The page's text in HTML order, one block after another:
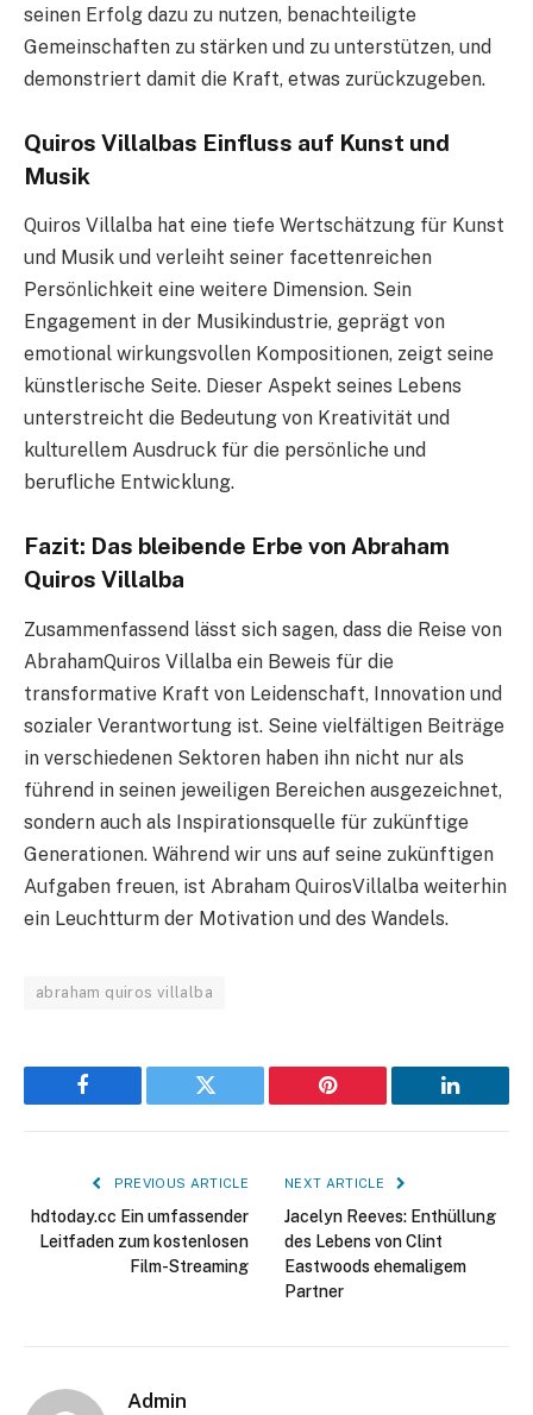
seinen Erfolg dazu zu nutzen, benachteiligte
Gemeinschaften zu stärken und zu unterstützen, und
demonstriert damit die Kraft, etwas zurückzugeben.
Quiros Villalbas Einfluss auf Kunst und
Musik
Quiros Villalba hat eine tiefe Wertschätzung für Kunst
und Musik und verleiht seiner facettenreichen
Persönlichkeit eine weitere Dimension. Sein
Engagement in der Musikindustrie, geprägt von
emotional wirkungsvollen Kompositionen, zeigt seine
künstlerische Seite. Dieser Aspekt seines Lebens
unterstreicht die Bedeutung von Kreativität und
kulturellem Ausdruck für die persönliche und
berufliche Entwicklung.
Fazit: Das bleibende Erbe von Abraham
Quiros Villalba
Zusammenfassend lässt sich sagen, dass die Reise von
AbrahamQuiros Villalba ein Beweis für die
transformative Kraft von Leidenschaft, Innovation und
sozialer Verantwortung ist. Seine vielfältigen Beiträge
in verschiedenen Sektoren haben ihn nicht nur als
führend in seinen jeweiligen Bereichen ausgezeichnet,
sondern auch als Inspirationsquelle für zukünftige
Generationen. Während wir uns auf seine zukünftigen
Aufgaben freuen, ist Abraham QuirosVillalba weiterhin
ein Leuchtturm der Motivation und des Wandels.
abraham quiros villalba
Facebook Twitter Pinterest LinkedIn
PREVIOUS ARTICLE
hdtoday.cc Ein umfassender
Leitfaden zum kostenlosen
Film-Streaming
NEXT ARTICLE
Jacelyn Reeves: Enthüllung
des Lebens von Clint
Eastwoods ehemaligem
Partner
Admin